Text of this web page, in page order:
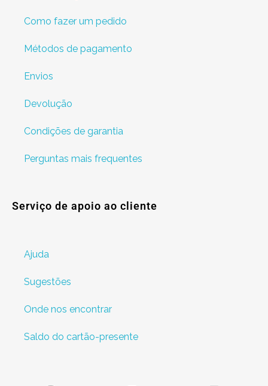
Como fazer um pedido
Métodos de pagamento
Envios
Devolução
Condições de garantia
Perguntas mais frequentes
Serviço de apoio ao cliente
Ajuda
Sugestões
Onde nos encontrar
Saldo do cartão-presente